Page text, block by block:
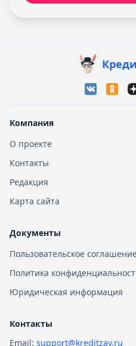
Компания
О проекте
Контакты
Редакция
Карта сайта
Документы
Пользовательское
Политика
Юридическая информация
Контакты
Email: support@kreditzay.ru